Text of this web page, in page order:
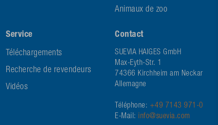
Animaux de zoo
Service
Téléchargements
Recherche de revendeurs
Vidéos
Contact
SUEVIA HAIGES GmbH
Max-Eyth-Str. 1
74366 Kirchheim am Neckar
Allemagne
Téléphone: +49 7143 971-0
E-Mail: info@suevia.com